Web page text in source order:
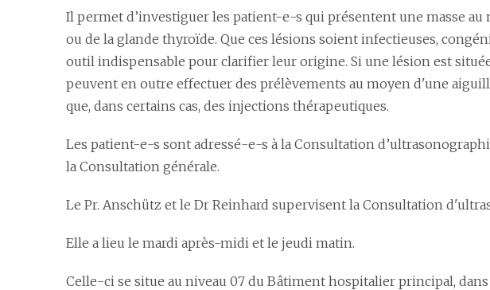
Il permet d’investiguer les patient-e-s qui présentent une masse au
ou de la glande thyroïde. Que ces lésions soient infectieuses,
outil indispensable pour clarifier leur origine. Si une lésion est
peuvent en outre effectuer des prélèvements au moyen d'une
que, dans certains cas, des injections thérapeutiques.
Les patient-e-s sont adressé-e-s à la Consultation
la Consultation générale.
Le Pr. Anschütz et le Dr Reinhard supervisent la Consultation
Elle a lieu le mardi après-midi et le jeudi matin.
Celle-ci se situe au niveau 07 du Bâtiment hospitalier principal,